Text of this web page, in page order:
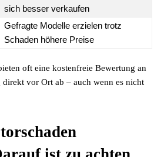
sich besser verkaufen
Gefragte Modelle erzielen trotz
Schaden höhere Preise
oft eine kostenfreie Bewertung an
direkt vor Ort ab – auch wenn es nicht